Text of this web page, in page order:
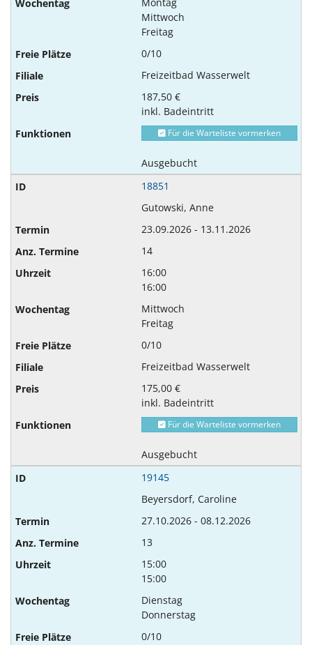
Montag
Mittwoch
Freitag
0/10
Freizeitbad Wasserwelt
187,50 €
inkl. Badeintritt
Für die Warteliste vormerken
Ausgebucht
18851
Gutowski, Anne
23.09.2026 - 13.11.2026
14
16:00
16:00
Mittwoch
Freitag
0/10
Freizeitbad Wasserwelt
175,00 €
inkl. Badeintritt
Für die Warteliste vormerken
Ausgebucht
19145
Beyersdorf, Caroline
27.10.2026 - 08.12.2026
13
15:00
15:00
Dienstag
Donnerstag
0/10